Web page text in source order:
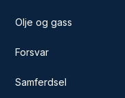
Olje og gass
Forsvar
Samferdsel